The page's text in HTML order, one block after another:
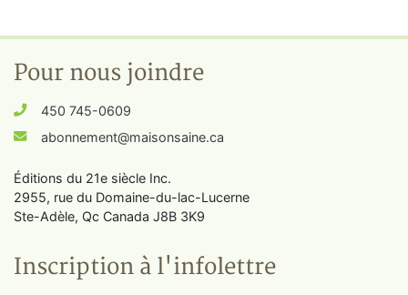
Pour nous joindre
450 745-0609
abonnement@maisonsaine.ca
Éditions du 21e siècle Inc.
2955, rue du Domaine-du-lac-Lucerne
Ste-Adèle, Qc Canada J8B 3K9
Inscription à l'infolettre